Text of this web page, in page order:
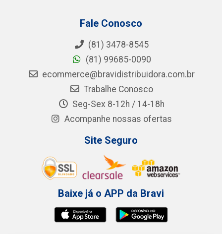
Fale Conosco
(81) 3478-8545
(81) 99685-0090
ecommerce@bravidistribuidora.com.br
Trabalhe Conosco
Seg-Sex 8-12h / 14-18h
Acompanhe nossas ofertas
Site Seguro
Baixe já o APP da Bravi